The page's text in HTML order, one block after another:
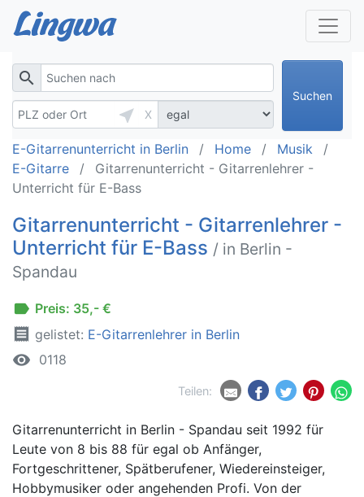
search
near_me
X
Suchen
E-Gitarrenunterricht in Berlin Home
Musik
E-Gitarre
Gitarrenunterricht - Gitarrenlehrer -
Unterricht für E-Bass
Gitarrenunterricht - Gitarrenlehrer -
Unterricht für E-Bass / in Berlin -
Spandau
label Preis: 35,- €
receipt gelistet: E-Gitarrenlehrer in Berlin
remove_red_eye 0118
Teilen:
Gitarrenunterricht in Berlin - Spandau seit 1992 für
Leute von 8 bis 88 für egal ob Anfänger,
Fortgeschrittener, Spätberufener, Wiedereinsteiger,
Hobbymusiker oder angehenden Profi. Von der